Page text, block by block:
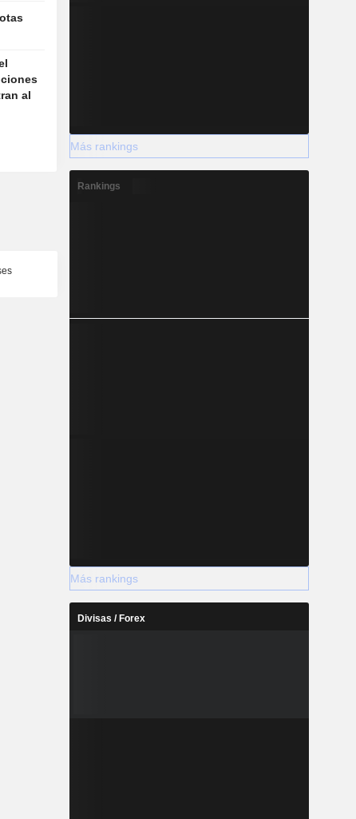
al
Más rankings
Rankings
Más rankings
Divisas / Forex